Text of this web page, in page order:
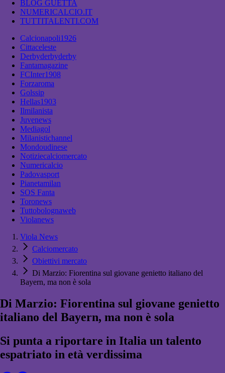
BLOG GUETTA
NUMERICALCIO.IT
TUTTITALENTI.COM
Calcionapoli1926
Cittaceleste
Derbyderbyderby
Fantamagazine
FCInter1908
Forzaroma
Golssip
Hellas1903
Ilmilanista
Juvenews
Mediagol
Milanistichannel
Mondoudinese
Notiziecalciomercato
Numericalcio
Padovasport
Pianetamilan
SOS Fanta
Toronews
Tuttobolognaweb
Violanews
Viola News
Calciomercato
Obiettivi mercato
Di Marzio: Fiorentina sul giovane genietto italiano del
Bayern, ma non è sola
Di Marzio: Fiorentina sul giovane genietto
italiano del Bayern, ma non è sola
Si punta a riportare in Italia un talento
espatriato in età verdissima